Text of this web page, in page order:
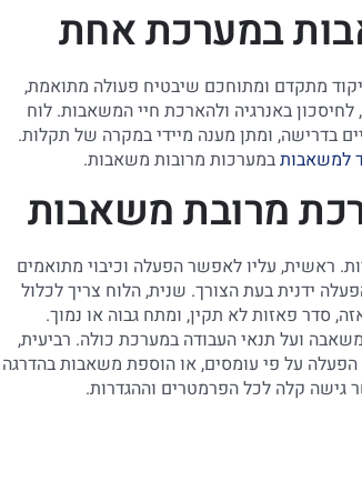
במערכת אחת
מתקדם ומתוחכם שיבטיח פעולה מתואמת,
לחיסכון באנרגיה ולהארכת חיי המשאבות. לוח
בדרישה, ומתן מענה מיידי במקרה של תקלות.
למשאבותבמערכות מרובות משאבות.
מרובת משאבות
ראשית, עליו לאפשר הפעלה וכיבוי מתואמים
ידנית בעת הצורך. שנית, הלוח צריך לכלול
סדר פאזות לא תקין, ומתח גבוה או נמוך.
ועל תנאי העבודה במערכת כולה. רביעית,
הפעלה על פי עומסים, או הוספת משאבות בהדרגה
קלה לכל הפרמטרים וההגדרות.